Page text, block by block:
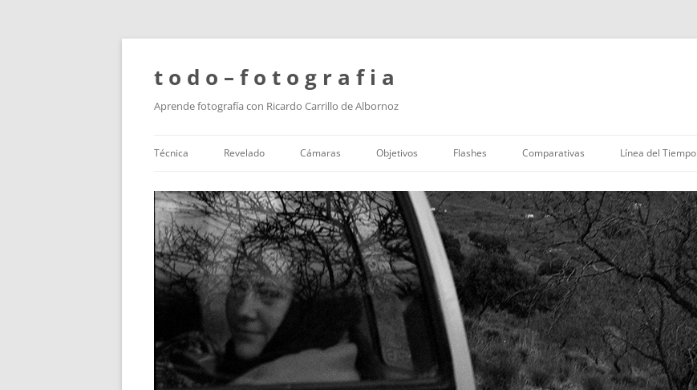
t o d o – f o t o g r a f i a
Aprende fotografía con Ricardo Carrillo de Albornoz
al
contenido
Técnica Revelado Cámaras Objetivos Flashes Comparativas Línea del Tiempo